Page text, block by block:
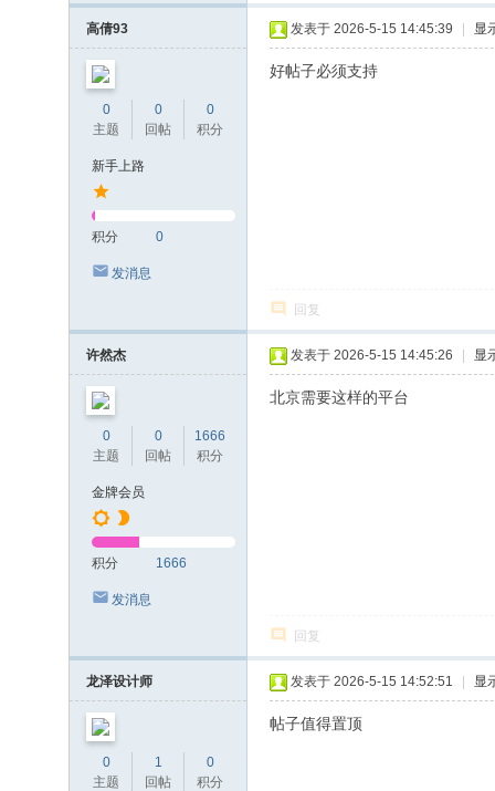
高倩93
0
主题
0
回帖
0
积分
新手上路
积分 0
发消息
发表于 2026-5-15 14:45:39 显
好帖子必须支持
回复
许然杰
0
主题
0
回帖
1666
积分
金牌会员
积分 1666
发消息
发表于 2026-5-15 14:45:26 显
北京需要这样的平台
回复
龙泽设计师
0
主题
1
回帖
0
积分
发表于 2026-5-15 14:52:51 显
帖子值得置顶